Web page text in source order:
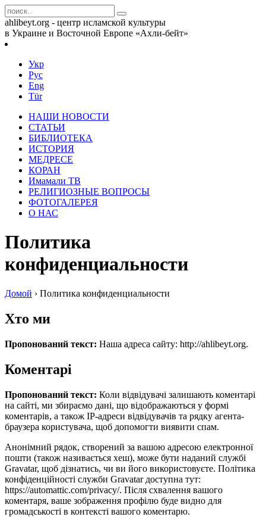
ahlibeyt.org - центр исламской культуры
в Украине и Восточной Европе «Ахли-бейт»
Укр
Рус
Eng
Tür
НАШИ НОВОСТИ
СТАТЬИ
БИБЛИОТЕКА
ИСТОРИЯ
МЕДРЕСЕ
КОРАН
Имамали ТВ
РЕЛИГИОЗНЫЕ ВОПРОСЫ
ФОТОГАЛЕРЕЯ
О НАС
Политика
конфиденциальности
Домой › Политика конфиденциальности
Хто ми
Пропонований текст: Наша адреса сайту: http://ahlibeyt.org.
Коментарі
Пропонований текст: Коли відвідувачі залишають коментарі
на сайті, ми збираємо дані, що відображаються у формі
коментарів, а також IP-адреси відвідувачів та рядку агента-
браузера користувача, щоб допомогти виявити спам.
Анонімний рядок, створений за вашою адресою електронної
пошти (також називається хеш), може бути наданий службі
Gravatar, щоб дізнатись, чи ви його використовуєте. Політика
конфіденційності служби Gravatar доступна тут:
https://automattic.com/privacy/. Після схвалення вашого
коментаря, ваше зображення профілю буде видно для
громадськості в контексті вашого коментарю.